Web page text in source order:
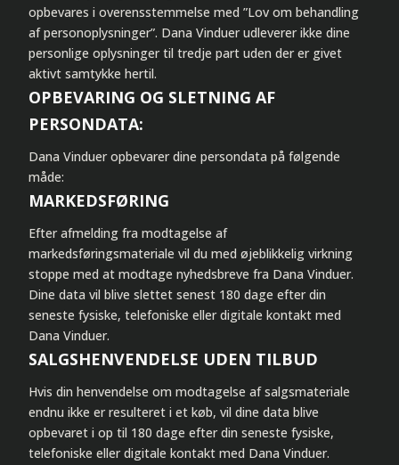
opbevares i overensstemmelse med ”Lov om behandling
af personoplysninger”. Dana Vinduer udleverer ikke dine
personlige oplysninger til tredje part uden der er givet
aktivt samtykke hertil.
OPBEVARING OG SLETNING AF
PERSONDATA:
Dana Vinduer opbevarer dine persondata på følgende
måde:
MARKEDSFØRING
Efter afmelding fra modtagelse af
markedsføringsmateriale vil du med øjeblikkelig virkning
stoppe med at modtage nyhedsbreve fra Dana Vinduer.
Dine data vil blive slettet senest 180 dage efter din
seneste fysiske, telefoniske eller digitale kontakt med
Dana Vinduer.
SALGSHENVENDELSE UDEN TILBUD
Hvis din henvendelse om modtagelse af salgsmateriale
endnu ikke er resulteret i et køb, vil dine data blive
opbevaret i op til 180 dage efter din seneste fysiske,
telefoniske eller digitale kontakt med Dana Vinduer.